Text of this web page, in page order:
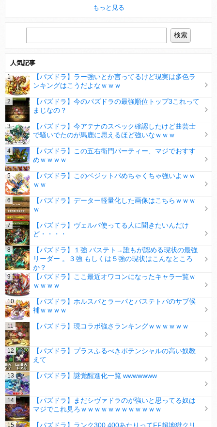
もっと見る
人気記事
【パズドラ】ラー強いとか言ってるけど現実は多色ラ
ンキングはこうだよなｗｗｗ
【パズドラ】今のパズドラの最強順位トップ3これって
まじなの？
【パズドラ】今アテナのスペック確認したけど曲芸士
で騒いでたのが馬鹿に思えるほど強いなｗｗｗ
【パズドラ】この五右衛門パーティー、マジでおすす
めｗｗｗｗ
【パズドラ】このベジットパめちゃくちゃ強いよｗｗ
ｗｗ
【パズドラ】データー軽量化した画像はこちらｗｗｗ
ｗ
【パズドラ】ヴェルパ使ってる人に聞きたいんだけ
ど・・・・
【パズドラ】１強 バステト→誰もが認める現状の最強
リーダー 。３強 もしくは５強の現状はこんなところ
か？
【パズドラ】ここ最近オワコンになったキャラ一覧ｗ
ｗｗｗｗ
【パズドラ】ホルスパとラーパとバステトパのサブ候
補ｗｗｗｗ
【パズドラ】現コラボ強さランキングｗｗｗｗｗｗ
【パズドラ】プラスふるべきポテンシャルの高い奴教
えて
【パズドラ】謎覚醒進化一覧 wwwwwww
【パズドラ】まだシヴァドラのが強いと思ってる奴は
マジでこれ見ろｗｗｗｗｗｗｗｗｗｗｗｗ
【パズドラ】ランク300.400あたりってFF超地獄クリ